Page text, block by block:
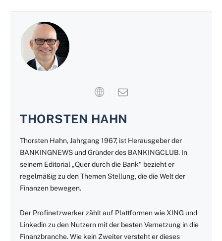
THORSTEN HAHN
Thorsten Hahn, Jahrgang 1967, ist Herausgeber der
BANKINGNEWS und Gründer des BANKINGCLUB. In
seinem Editorial „Quer durch die Bank“ bezieht er
regelmäßig zu den Themen Stellung, die die Welt der
Finanzen bewegen.
Der Profinetzwerker zählt auf Plattformen wie XING und
Linkedin zu den Nutzern mit der besten Vernetzung in die
Finanzbranche. Wie kein Zweiter versteht er dieses